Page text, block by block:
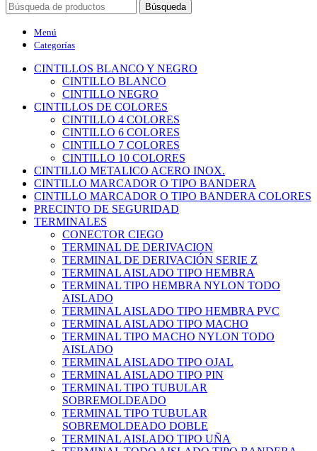
Búsqueda
Menú
Categorías
CINTILLOS BLANCO Y NEGRO
CINTILLO BLANCO
CINTILLO NEGRO
CINTILLOS DE COLORES
CINTILLO 4 COLORES
CINTILLO 6 COLORES
CINTILLO 7 COLORES
CINTILLO 10 COLORES
CINTILLO METALICO ACERO INOX.
CINTILLO MARCADOR O TIPO BANDERA
CINTILLO MARCADOR O TIPO BANDERA COLORES
PRECINTO DE SEGURIDAD
TERMINALES
CONECTOR CIEGO
TERMINAL DE DERIVACION
TERMINAL DE DERIVACIÓN SERIE Z
TERMINAL AISLADO TIPO HEMBRA
TERMINAL TIPO HEMBRA NYLON TODO
AISLADO
TERMINAL AISLADO TIPO HEMBRA PVC
TERMINAL AISLADO TIPO MACHO
TERMINAL TIPO MACHO NYLON TODO
AISLADO
TERMINAL AISLADO TIPO OJAL
TERMINAL AISLADO TIPO PIN
TERMINAL TIPO TUBULAR
SOBREMOLDEADO
TERMINAL TIPO TUBULAR
SOBREMOLDEADO DOBLE
TERMINAL AISLADO TIPO UÑA